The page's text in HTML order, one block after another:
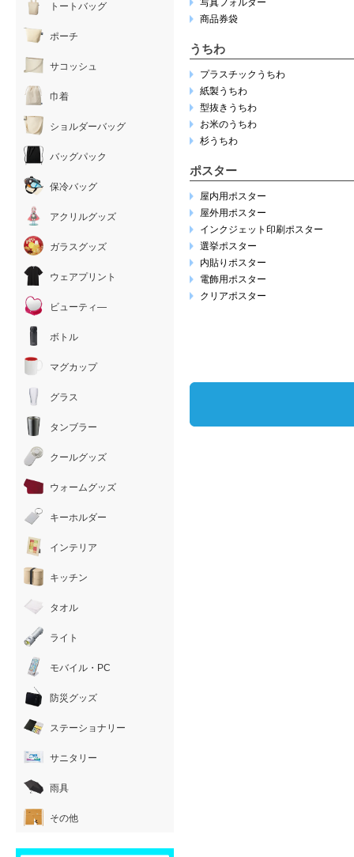
写真フォルダー
商品券袋
うちわ
プラスチックうちわ
紙製うちわ
型抜きうちわ
お米のうちわ
杉うちわ
ポスター
屋内用ポスター
屋外用ポスター
インクジェット印刷ポスター
選挙ポスター
内貼りポスター
電飾用ポスター
クリアポスター
トートバッグ
ポーチ
サコッシュ
巾着
ショルダーバッグ
バッグパック
保冷バッグ
アクリルグッズ
ガラスグッズ
ウェアプリント
ビューティ―
ボトル
マグカップ
グラス
タンブラー
クールグッズ
ウォームグッズ
キーホルダー
インテリア
キッチン
タオル
ライト
モバイル・PC
防災グッズ
ステーショナリー
サニタリー
雨具
その他